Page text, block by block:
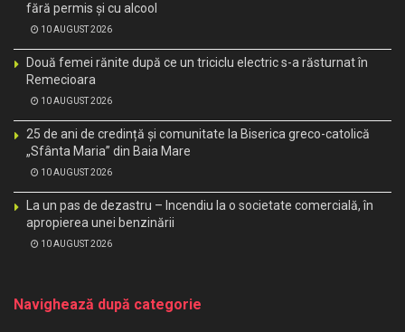
fără permis și cu alcool
10 AUGUST 2026
Două femei rănite după ce un triciclu electric s-a răsturnat în
Remecioara
10 AUGUST 2026
25 de ani de credință și comunitate la Biserica greco-catolică
„Sfânta Maria” din Baia Mare
10 AUGUST 2026
La un pas de dezastru – Incendiu la o societate comercială, în
apropierea unei benzinării
10 AUGUST 2026
Navighează după categorie